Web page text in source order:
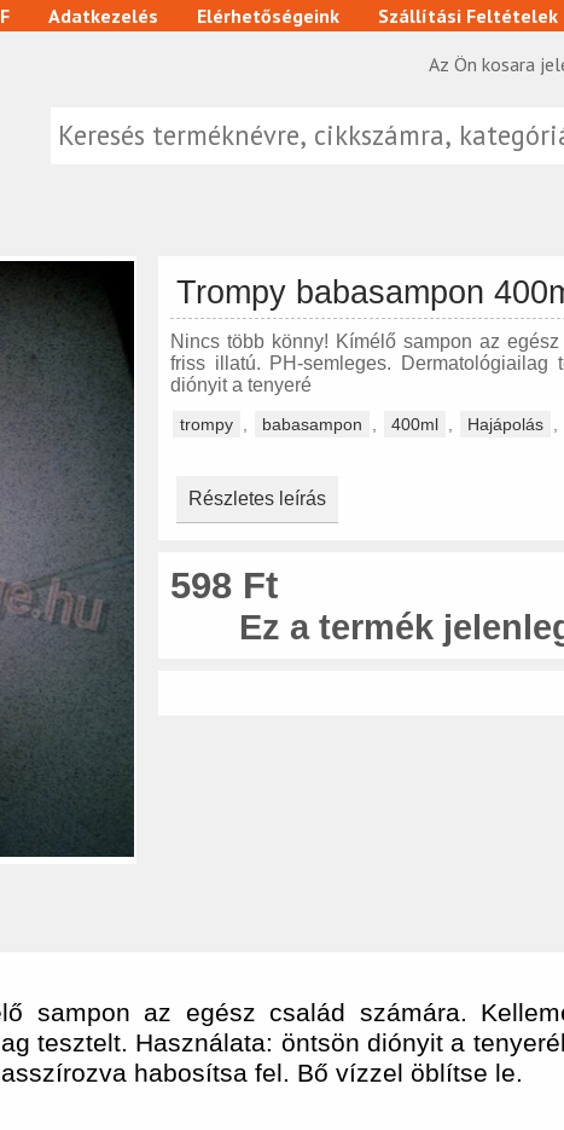
Adatkezelés Elérhetőségeink
Szállítási Feltételek
Az Ön kosara
Trompy babasampon
Nincs több könny! Kímélő sampon az
friss illatú. PH-semleges. Dermatológiailag
diónyit a tenyeré
trompy babasampon 400ml Hajápolás
Részletes leírás
598 Ft
Ez a termék
sampon az egész család számára.
tesztelt. Használata: öntsön diónyit a
habosítsa fel. Bő vízzel öblítse le.